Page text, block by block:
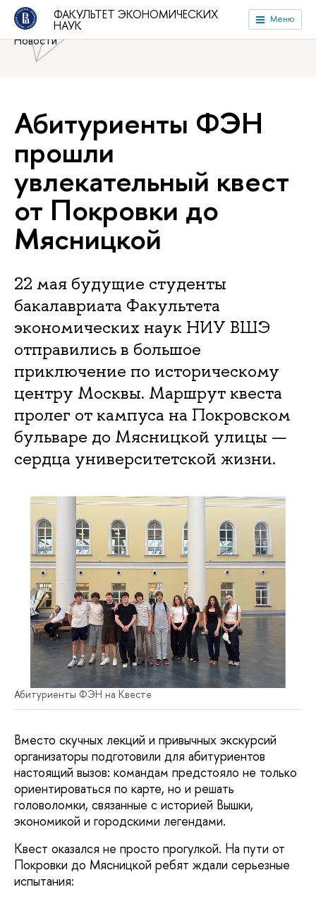
ФАКУЛЬТЕТ ЭКОНОМИЧЕСКИХ
НАУК Меню
Национальный исследовательский университет «Высшая
школа экономики»
Факультет экономических наук
Новости
Абитуриенты ФЭН
прошли
увлекательный квест
от Покровки до
Мясницкой
22 мая будущие студенты
бакалавриата Факультета
экономических наук НИУ ВШЭ
отправились в большое
приключение по историческому
центру Москвы. Маршрут квеста
пролег от кампуса на Покровском
бульваре до Мясницкой улицы —
сердца университетской жизни.
Абитуриенты ФЭН на Квесте
Вместо скучных лекций и привычных экскурсий
организаторы подготовили для абитуриентов
настоящий вызов: командам предстояло не только
ориентироваться по карте, но и решать
головоломки, связанные с историей Вышки,
экономикой и городскими легендами.
Квест оказался не просто прогулкой. На пути от
Покровки до Мясницкой ребят ждали серьезные
испытания: